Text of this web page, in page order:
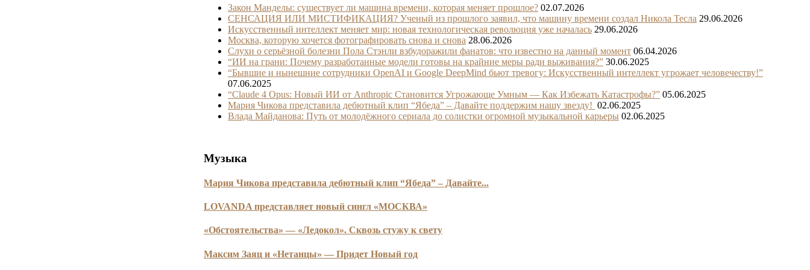
Закон Манделы: существует ли машина времени, которая меняет прошлое? 02.07.2026
СЕНСАЦИЯ ИЛИ МИСТИФИКАЦИЯ? Ученый из прошлого заявил, что машину времени создал Никола Тесла 29.06.2026
Искусственный интеллект меняет мир: новая технологическая революция уже началась 29.06.2026
Москва, которую хочется фотографировать снова и снова 28.06.2026
Слухи о серьёзной болезни Пола Стэнли взбудоражили фанатов: что известно на данный момент 06.04.2026
“ИИ на грани: Почему разработанные модели готовы на крайние меры ради выживания?” 30.06.2025
“Бывшие и нынешние сотрудники OpenAI и Google DeepMind бьют тревогу: Искусственный интеллект угрожает человечеству!”
07.06.2025
“Claude 4 Opus: Новый ИИ от Anthropic Становится Угрожающе Умным — Как Избежать Катастрофы?” 05.06.2025
Мария Чикова представила дебютный клип “Ябеда” – Давайте поддержим нашу звезду! 02.06.2025
Влада Майданова: Путь от молодёжного сериала до солистки огромной музыкальной карьеры 02.06.2025
Музыка
Мария Чикова представила дебютный клип “Ябеда” – Давайте...
LOVANDA представляет новый сингл «МОСКВА»
«Обстоятельства» — «Ледокол». Сквозь стужу к свету
Максим Заяц и «Нетанцы» — Придет Новый год